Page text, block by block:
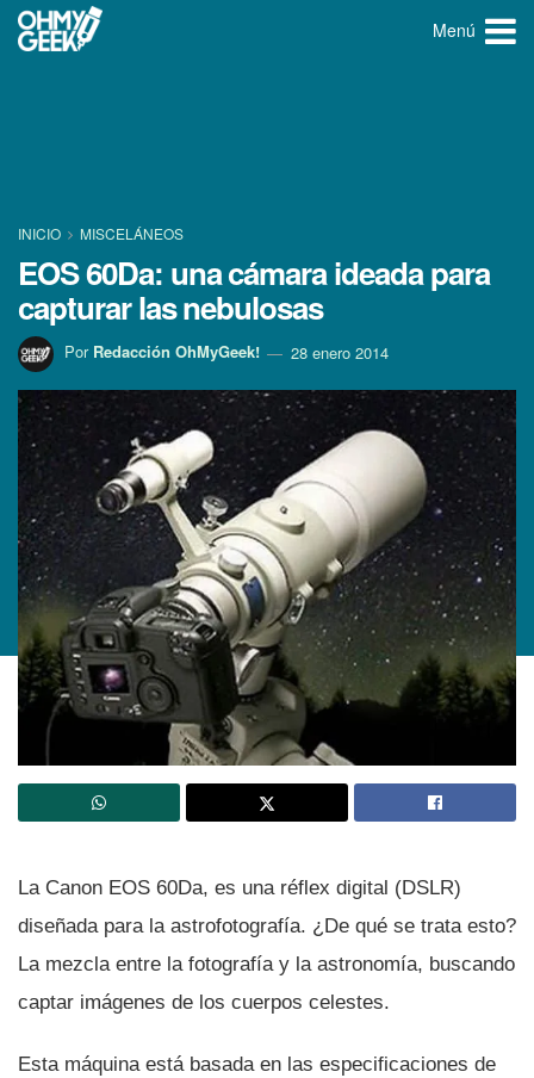
Menú
INICIO MISCELÁNEOS
EOS 60Da: una cámara ideada para
capturar las nebulosas
Por Redacción OhMyGeek! 28 enero 2014
La Canon EOS 60Da, es una réflex digital (DSLR)
diseñada para la astrofotografí­a. ¿De qué se trata esto?
La mezcla entre la fotografí­a y la astronomí­a, buscando
captar imágenes de los cuerpos celestes.
Esta máquina está basada en las especificaciones de